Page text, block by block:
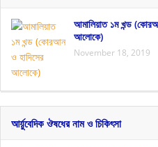
আমালিয়াত ১ম খন্ড
আলোকে)
November 18, 2019
আর্য়ুবেদিক ঔষধের নাম ও চিকিৎসা